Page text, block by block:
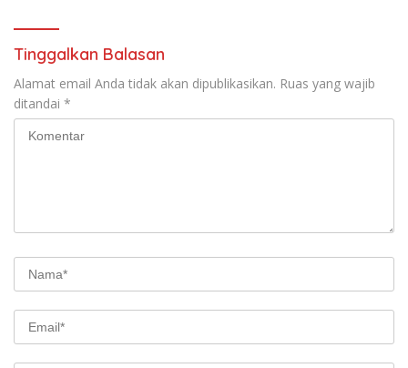
Tinggalkan Balasan
Alamat email Anda tidak akan dipublikasikan. Ruas yang wajib
ditandai *